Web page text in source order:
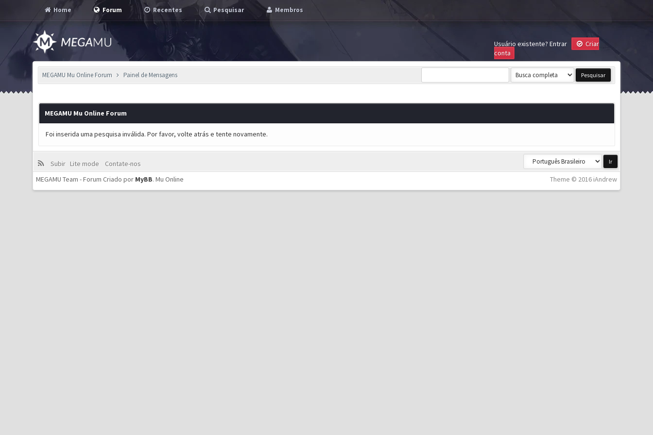
Home Forum Recentes Pesquisar Membros
Usuário existente? Entrar
Criar
conta
MEGAMU Mu Online Forum Painel de Mensagens
MEGAMU Mu Online Forum
Foi inserida uma pesquisa inválida. Por favor, volte atrás e tente novamente.
Subir Lite mode
Contate-nos
Theme © 2016 iAndrew
MEGAMU Team - Forum Criado por MyBB.Mu Online